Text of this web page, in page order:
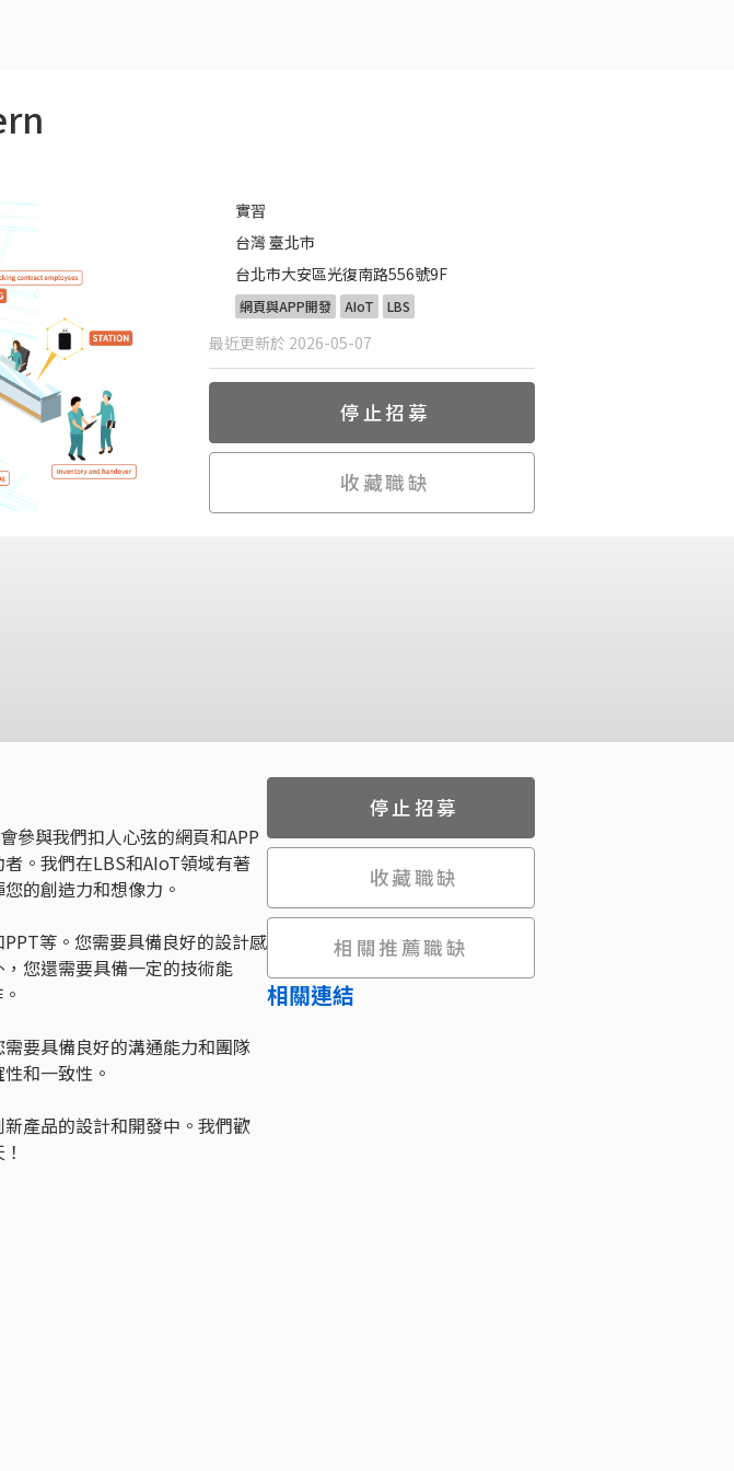
實習
台灣 臺北市
台北市大安區光復南路556號9F
網頁與APP開發 AIoT LBS
最近更新於 2026-05-07
停止招募
收藏職缺
參與我們扣人心弦的網頁和APP
。我們在LBS和AIoT領域有著
的創造力和想像力。
等。您需要具備良好的設計感
您還需要具備一定的技術能
要具備良好的溝通能力和團隊
和一致性。
產品的設計和開發中。我們歡
停止招募
收藏職缺
相關推薦職缺
相關連結